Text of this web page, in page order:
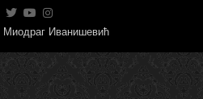
Миодраг Иванишевић